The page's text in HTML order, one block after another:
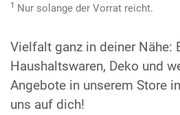
1 Nur solange der Vorrat reicht.
Vielfalt ganz in deiner Nähe:
Haushaltswaren, Deko und
Angebote in unserem Store
uns auf dich!